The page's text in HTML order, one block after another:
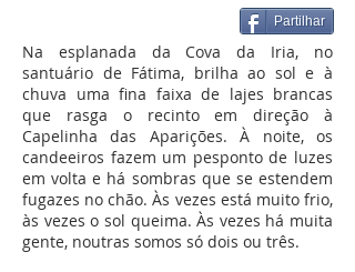
Partilhar
Na esplanada da Cova da Iria, no
santuário de Fátima, brilha ao sol e à
chuva uma fina faixa de lajes brancas
que rasga o recinto em direção à
Capelinha das Aparições. À noite, os
candeeiros fazem um pesponto de luzes
em volta e há sombras que se estendem
fugazes no chão. Às vezes está muito frio,
às vezes o sol queima. Às vezes há muita
gente, noutras somos só dois ou três.